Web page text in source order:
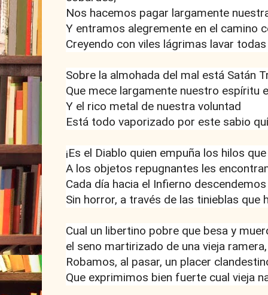
Nos hacemos pagar largamente
Y entramos alegremente en el camino
Creyendo con viles lágrimas lavar
Sobre la almohada del mal está Satán
Que mece largamente nuestro espíritu
Y el rico metal de nuestra voluntad
Está todo vaporizado por este sabio
¡Es el Diablo quien empuña los hilos
A los objetos repugnantes les
Cada día hacia el Infierno
Sin horror, a través de las tinieblas que
Cual un libertino pobre que besa y
el seno martirizado de una vieja ramera,
Robamos, al pasar, un placer
Que exprimimos bien fuerte cual vieja